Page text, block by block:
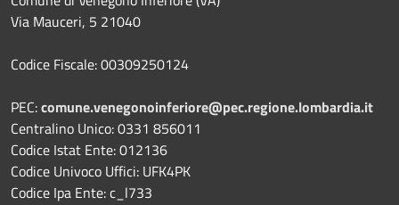
Via Mauceri, 5 21040
Codice Fiscale: 00309250124
PEC:comune.venegonoinferiore@pec.regione.lombardia.it
Centralino Unico: 0331 856011
Codice Istat Ente: 012136
Codice Univoco Uffici: UFK4PK
Codice Ipa Ente: c_l733